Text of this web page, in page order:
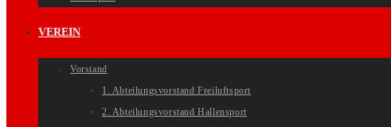
VEREIN
Vorstand
1. Abteilungsvorstand Freiluftsport
2. Abteilungsvorstand Hallensport